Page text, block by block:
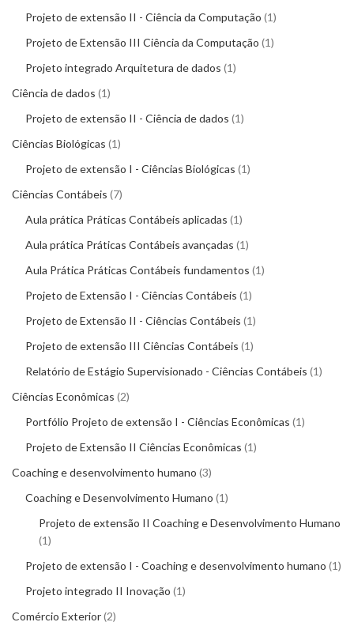
Projeto de extensão II - Ciência da Computação 1
Projeto de Extensão III Ciência da Computação 1
Projeto integrado Arquitetura de dados 1
Ciência de dados 1
Projeto de extensão II - Ciência de dados 1
Ciências Biológicas 1
Projeto de extensão I - Ciências Biológicas 1
Ciências Contábeis 7
Aula prática Práticas Contábeis aplicadas 1
Aula prática Práticas Contábeis avançadas 1
Aula Prática Práticas Contábeis fundamentos 1
Projeto de Extensão I - Ciências Contábeis 1
Projeto de Extensão II - Ciências Contábeis 1
Projeto de extensão III Ciências Contábeis 1
Relatório de Estágio Supervisionado - Ciências Contábeis 1
Ciências Econômicas 2
Portfólio Projeto de extensão I - Ciências Econômicas 1
Projeto de Extensão II Ciências Econômicas 1
Coaching e desenvolvimento humano 3
Coaching e Desenvolvimento Humano 1
Projeto de extensão II Coaching e Desenvolvimento Humano
1
Projeto de extensão I - Coaching e desenvolvimento humano 1
Projeto integrado II Inovação 1
Comércio Exterior 2